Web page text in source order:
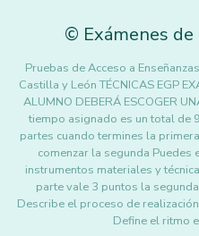
© Exámenes de
Pruebas de Acceso a
Castilla y León TÉCNICAS EGP
ALUMNO DEBERÁ ESCOGER
tiempo asignado es un total de
partes cuando termines la
comenzar la segunda
instrumentos materiales y
parte vale 3 puntos la segunda
Describe el proceso de
Define el ritmo